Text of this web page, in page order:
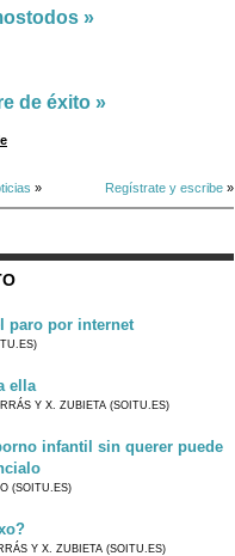
»
de éxito »
» Regístrate y escribe »
paro por internet
ella
Y X. ZUBIETA (SOITU.ES)
infantil sin querer puede
(SOITU.ES)
Y X. ZUBIETA (SOITU.ES)